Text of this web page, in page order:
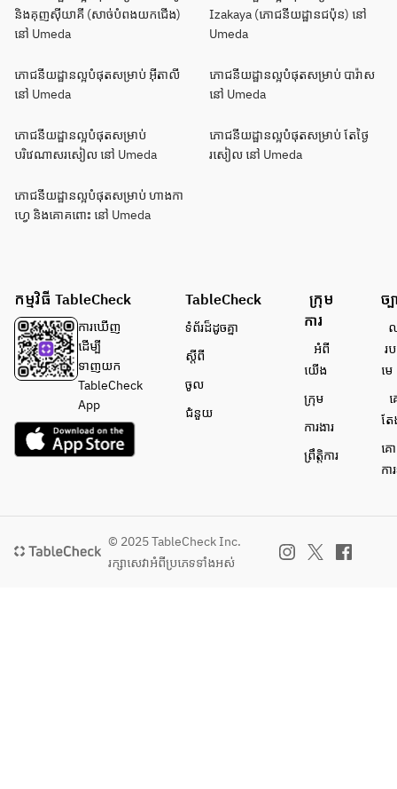
និងគុញសុីយាគី (សាច់បំពងយកជើង)
នៅ Umeda
Izakaya (ភោជនីយដ្ឋានជប៉ុន) នៅ
Umeda
ភោជនីយដ្ឋានល្អបំផុតសម្រាប់ អ៊ីតាលី
នៅ Umeda
ភោជនីយដ្ឋានល្អបំផុតសម្រាប់ បារ៉ាស
នៅ Umeda
ភោជនីយដ្ឋានល្អបំផុតសម្រាប់
បរិវេណាសរសៀល នៅ Umeda
ភោជនីយដ្ឋានល្អបំផុតសម្រាប់ តែថ្ងៃ
រសៀល នៅ Umeda
ភោជនីយដ្ឋានល្អបំផុតសម្រាប់ ហាងកា
ហ្វេ និងគោគពោះ នៅ Umeda
កម្មវិធី TableCheck
ការ​ឃើញ
ដើម្បី​
ទាញយក
TableCheck
App
TableCheck
ទំព័រ​ដ៏ដូចគ្នា
ស្តីពី
ចូល
ជំនួយ
ក្រុម
ការ
អំពី​
យើង
ក្រុម
ការងារ
ព្រឹត្តិការ
ច្
រ
មេ
តែ
គ
កា
© 2025 TableCheck Inc.
រក្សាសេវា​អំពីប្រភេទទាំងអស់